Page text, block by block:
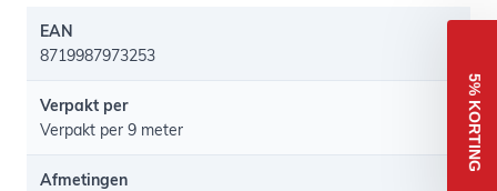
EAN
8719987973253
Verpakt per
Verpakt per 9 meter
Afmetingen